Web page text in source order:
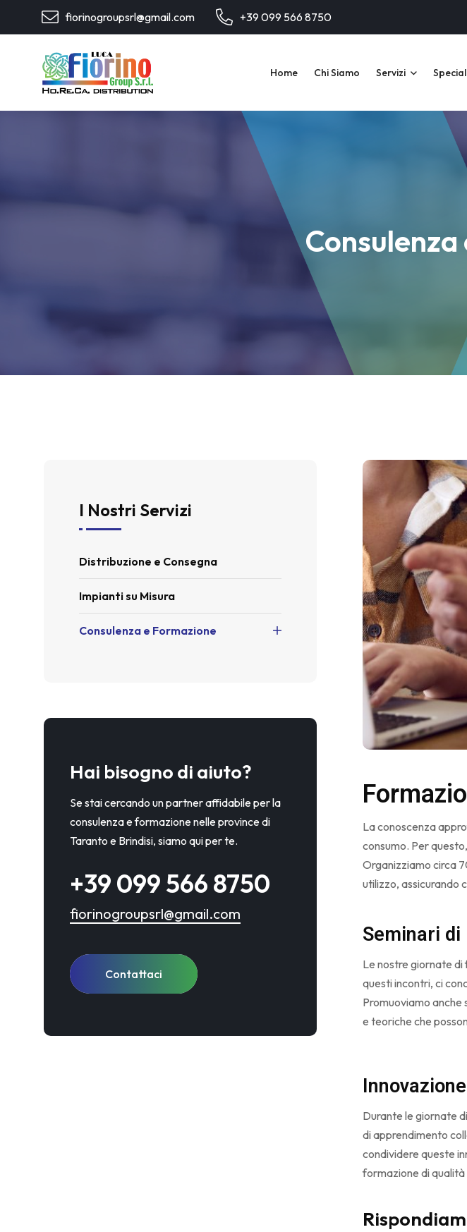
fiorinogroupsrl@gmail.com +39 099 566 8750
Home Chi Siamo Servizi
I Nostri Servizi
Distribuzione e Consegna
Impianti su Misura
Consulenza e Formazione
Hai bisogno di aiuto?
Se stai cercando un partner affidabile per la
consulenza e formazione nelle province di
Taranto e Brindisi, siamo qui per te.
+39 099 566 8750
fiorinogroupsrl@gmail.com
Contattaci
La conoscenza
consumo. Per
Organizziamo circa
utilizzo, assicurando
Seminari di
Le nostre giornate di
questi incontri, ci
Promuoviamo
e teoriche che
Durante le giornate
di apprendimento
condividere queste
formazione di qualità